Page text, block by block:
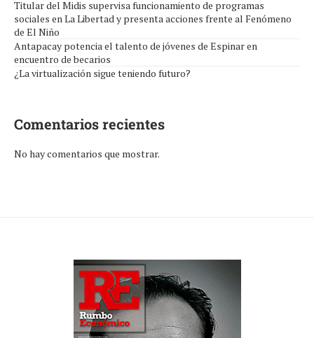
Titular del Midis supervisa funcionamiento de programas
sociales en La Libertad y presenta acciones frente al Fenómeno
de El Niño
Antapacay potencia el talento de jóvenes de Espinar en
encuentro de becarios
¿La virtualización sigue teniendo futuro?
Comentarios recientes
No hay comentarios que mostrar.